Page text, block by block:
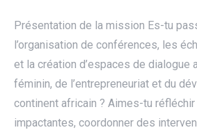
Présentation de la mission Es-tu
l’organisation de conférences, les
et la création d’espaces de dialogue
féminin, de l’entrepreneuriat et du
continent africain ? Aimes-tu
impactantes, coordonner des